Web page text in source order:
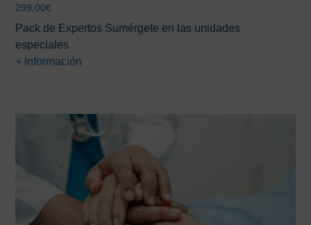
299,00€
Pack de Expertos Sumérgete en las unidades
especiales
+ Información